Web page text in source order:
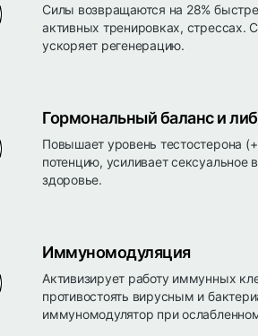
Силы возвращаются на 28%
активных тренировках,
ускоряет регенерацию.
Гормональный баланс и
Повышает уровень тестостерона
потенцию, усиливает
здоровье.
Иммуномодуляция
Активизирует работу иммунных
противостоять вирусным и
иммуномодулятор при